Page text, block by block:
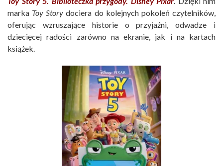
marka Toy Story dociera do kolejnych pokoleń czytelników,
oferując wzruszające historie o przyjaźni, odwadze i
dziecięcej radości zarówno na ekranie, jak i na kartach
książek.